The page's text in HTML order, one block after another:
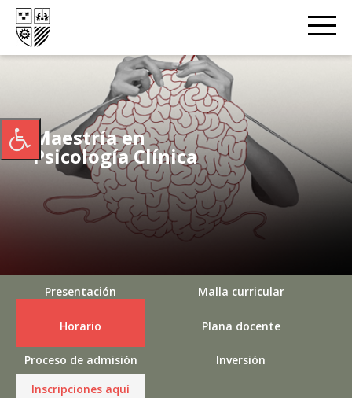
Maestría en
Psicología Clínica
Presentación Malla curricular
Horario Plana docente
Proceso de admisión
Inversión
Inscripciones aquí